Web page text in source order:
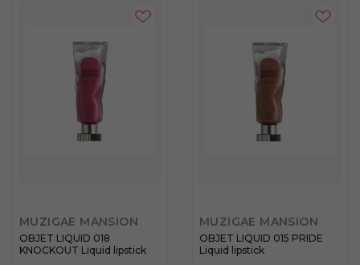
MUZIGAE MANSION
OBJET LIQUID 018
KNOCKOUT Liquid lipstick
MUZIGAE MANSION
OBJET LIQUID 015 PRIDE
Liquid lipstick